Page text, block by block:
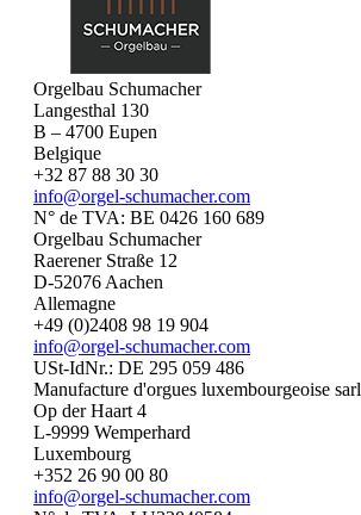
Orgelbau Schumacher
Langesthal 130
B – 4700 Eupen
Belgique
+32 87 88 30 30
info@orgel-schumacher.com
N° de TVA: BE 0426 160 689
Orgelbau Schumacher
Raerener Straße 12
D-52076 Aachen
Allemagne
+49 (0)2408 98 19 904
info@orgel-schumacher.com
USt-IdNr.: DE 295 059 486
Manufacture d'orgues luxembourgeoise sarl
Op der Haart 4
L-9999 Wemperhard
Luxembourg
+352 26 90 00 80
info@orgel-schumacher.com